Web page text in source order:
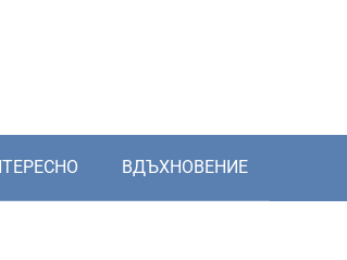
ВДЪХНОВЕНИЕ